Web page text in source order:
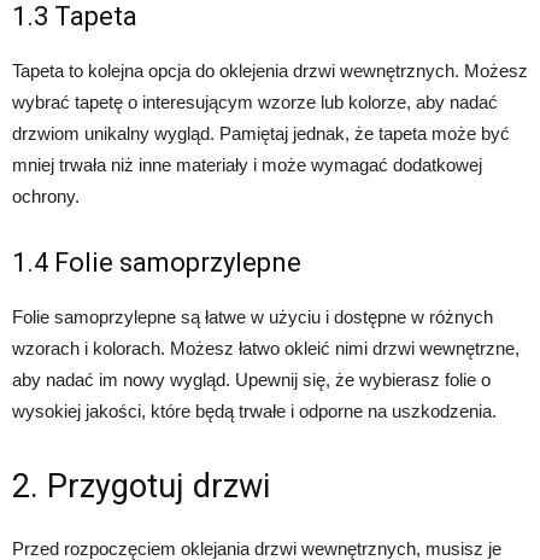
1.3 Tapeta
Tapeta to kolejna opcja do oklejenia drzwi wewnętrznych. Możesz
wybrać tapetę o interesującym wzorze lub kolorze, aby nadać
drzwiom unikalny wygląd. Pamiętaj jednak, że tapeta może być
mniej trwała niż inne materiały i może wymagać dodatkowej
ochrony.
1.4 Folie samoprzylepne
Folie samoprzylepne są łatwe w użyciu i dostępne w różnych
wzorach i kolorach. Możesz łatwo okleić nimi drzwi wewnętrzne,
aby nadać im nowy wygląd. Upewnij się, że wybierasz folie o
wysokiej jakości, które będą trwałe i odporne na uszkodzenia.
2. Przygotuj drzwi
Przed rozpoczęciem oklejania drzwi wewnętrznych, musisz je